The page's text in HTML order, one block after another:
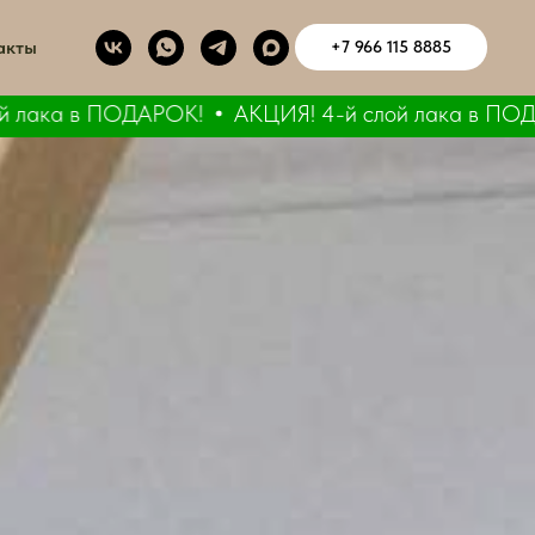
в ПОДАРОК! АКЦИЯ! 4-й слой лака в
+7 966 115 8885